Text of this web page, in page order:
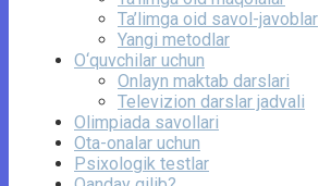
Ta’limga oid savol-javoblar
Yangi metodlar
O‘quvchilar uchun
Onlayn maktab darslari
Televizion darslar jadvali
Olimpiada savollari
Ota-onalar uchun
Psixologik testlar